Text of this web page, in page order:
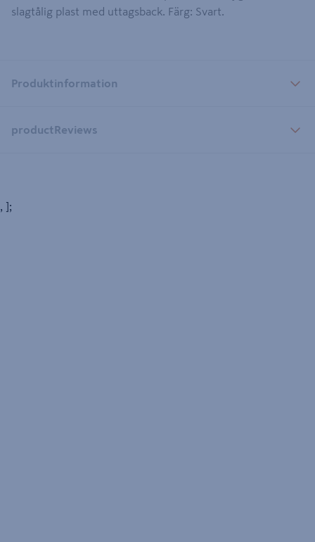
slagtålig plast med uttagsback. Färg: Svart.
Produktinformation
productReviews
, ];